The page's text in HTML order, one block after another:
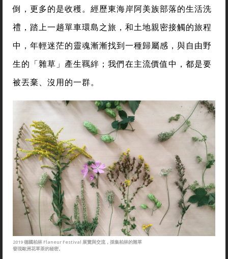
倒，更多的是收穫。經歷東海岸阿美族部落的生活洗
禮，踏上一趟單車環島之旅，和土地親密接觸的旅程
中，年輕迷茫的靈魂漸漸找到一種歸屬感，與自由野
生的「雜草」產生羈絆；我們在主流價值中，都是要
被丟棄、沒用的一群。
2019 德國柏林 Flaneur Festival 展覽與交流，採集柏林的雜草
發現歐洲花草茶的秘密。